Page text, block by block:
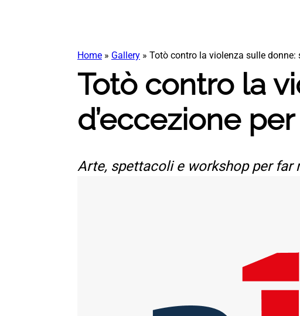
Home » Gallery » Totò contro la violenza sulle donne:
Totò contro la
d’eccezione
Arte, spettacoli e workshop per far